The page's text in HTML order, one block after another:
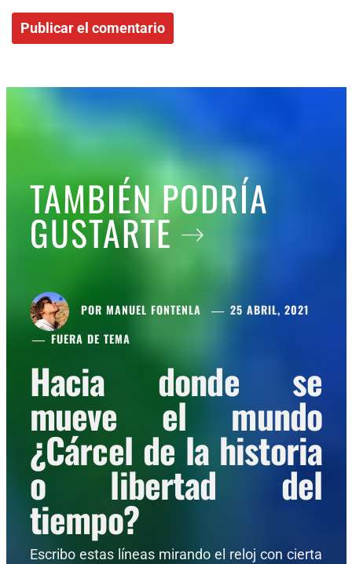
TAMBIÉN PODRÍA
GUSTARTE
POR MANUEL FONTENLA
25 ABRIL, 2021
FUERA DE TEMA
Hacia donde se
mueve el mundo
¿Cárcel de la historia
o libertad del
tiempo?
Escribo estas líneas mirando el reloj con cierta